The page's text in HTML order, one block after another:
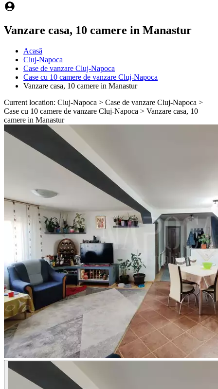
Vanzare casa, 10 camere in Manastur
Acasă
Cluj-Napoca
Case de vanzare Cluj-Napoca
Case cu 10 camere de vanzare Cluj-Napoca
Vanzare casa, 10 camere in Manastur
Current location: Cluj-Napoca > Case de vanzare Cluj-Napoca >
Case cu 10 camere de vanzare Cluj-Napoca > Vanzare casa, 10
camere in Manastur